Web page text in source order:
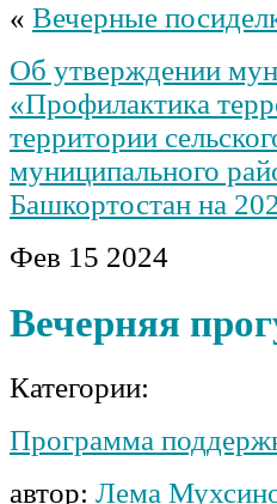
« Вечерные
Об утверждении
«Профилактика
территории
муниципального
Башкортостан на
Фев 15 2024
Вечерняя
Категории:
Программа
автор: Лема